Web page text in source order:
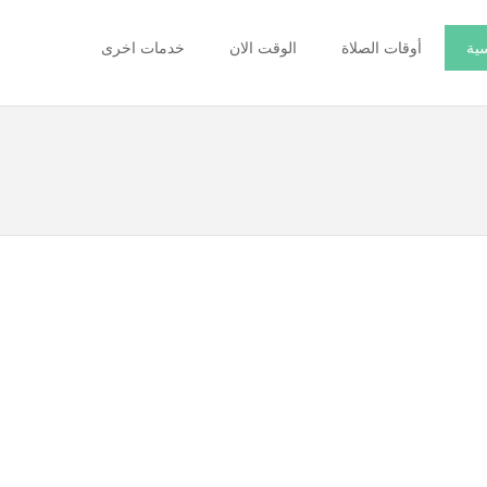
أوقات الصلاة الوقت الان خدمات اخرى